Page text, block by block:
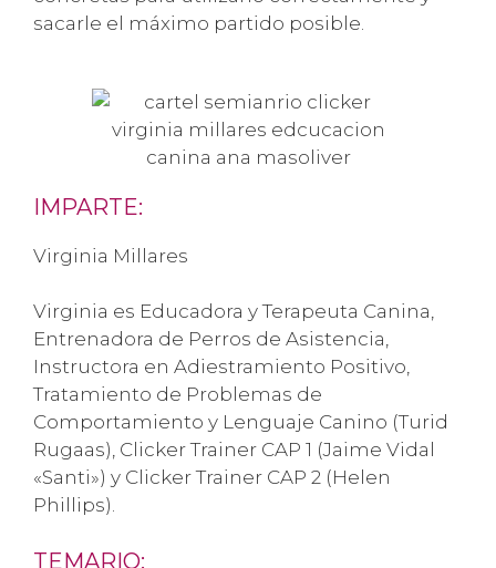
sacarle el máximo partido posible.
IMPARTE:
Virginia Millares
Virginia es Educadora y Terapeuta Canina,
Entrenadora de Perros de Asistencia,
Instructora en Adiestramiento Positivo,
Tratamiento de Problemas de
Comportamiento y Lenguaje Canino (Turid
Rugaas), Clicker Trainer CAP 1 (Jaime Vidal
«Santi») y Clicker Trainer CAP 2 (Helen
Phillips).
TEMARIO: